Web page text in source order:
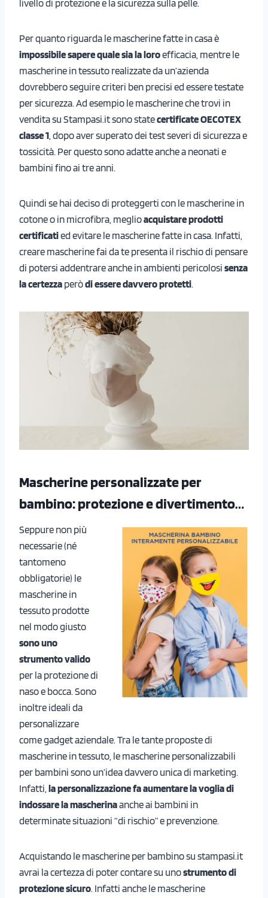
livello di protezione e la sicurezza sulla pelle.
Per quanto riguarda le mascherine fatte in casa è
impossibile sapere quale sia la loroefficacia, mentre le
mascherine in tessuto realizzate da un’azienda
dovrebbero seguire criteri ben precisi ed essere testate
per sicurezza. Ad esempio le mascherine che trovi in
vendita su Stampasi.it sono statecertificate OECOTEX
classe 1 , dopo aver superato dei test severi di sicurezza e
tossicità. Per questo sono adatte anche a neonati e
bambini fino ai tre anni.
Quindi se hai deciso di proteggerti con le mascherine in
cotone o in microfibra, meglioacquistare prodotti
certificatied evitare le mascherine fatte in casa. Infatti,
creare mascherine fai da te presenta il rischio di pensare
di potersi addentrare anche in ambienti pericolosi senza
la certezza peròdi essere davvero protetti.
Mascherine personalizzate per
bambino: protezione e divertimento…
Seppure non più
necessarie (né
tantomeno
obbligatorie) le
mascherine in
tessuto prodotte
nel modo giusto
sono uno
strumento valido
per la protezione di
naso e bocca. Sono
inoltre ideali da
personalizzare
come gadget aziendale. Tra le tante proposte di
mascherine in tessuto, le mascherine personalizzabili
per bambini sono un’idea davvero unica di marketing.
Infatti, la personalizzazione fa aumentare la voglia di
indossare la mascherinaanche ai bambini in
determinate situazioni “di rischio” e prevenzione.
Acquistando le mascherine per bambino su stampasi.it
avrai la certezza di poter contare su unostrumento di
protezione sicuro. Infatti anche le mascherine